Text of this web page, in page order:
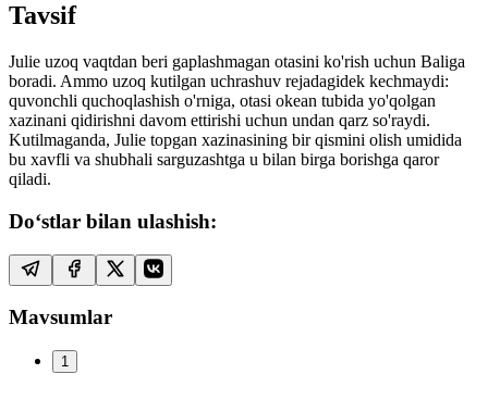
Tavsif
Julie uzoq vaqtdan beri gaplashmagan otasini ko'rish uchun Baliga
boradi. Ammo uzoq kutilgan uchrashuv rejadagidek kechmaydi:
quvonchli quchoqlashish o'rniga, otasi okean tubida yo'qolgan
xazinani qidirishni davom ettirishi uchun undan qarz so'raydi.
Kutilmaganda, Julie topgan xazinasining bir qismini olish umidida
bu xavfli va shubhali sarguzashtga u bilan birga borishga qaror
qiladi.
Do‘stlar bilan ulashish:
Mavsumlar
1